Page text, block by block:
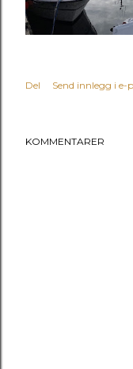
Del Send innlegg i e-
KOMMENTARER